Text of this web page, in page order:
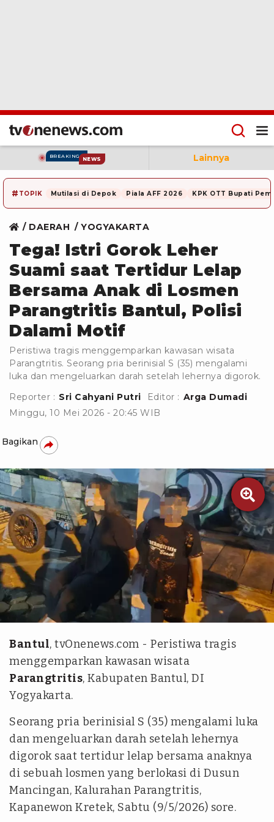
BREAKING NEWS Lainnya
# TOPIK Mutilasi di Depok Piala AFF 2026 KPK OTT Bupati
DAERAH YOGYAKARTA
Tega! Istri Gorok Leher
Suami saat Tertidur Lelap
Bersama Anak di Losmen
Parangtritis Bantul, Polisi
Dalami Motif
Peristiwa tragis menggemparkan kawasan wisata
Parangtritis. Seorang pria berinisial S (35) mengalami
luka dan mengeluarkan darah setelah lehernya digorok.
Reporter : Sri Cahyani Putri Editor : Arga Dumadi
Minggu, 10 Mei 2026 - 20:45 WIB
Bagikan

Humas Polres Bantul
Bantul, tvOnenews.com - Peristiwa tragis
menggemparkan kawasan wisata
Parangtritis, Kabupaten Bantul, DI
Yogyakarta.
Seorang pria berinisial S (35) mengalami luka
dan mengeluarkan darah setelah lehernya
digorok saat tertidur lelap bersama anaknya
di sebuah losmen yang berlokasi di Dusun
Mancingan, Kalurahan Parangtritis,
Kapanewon Kretek, Sabtu (9/5/2026) sore.